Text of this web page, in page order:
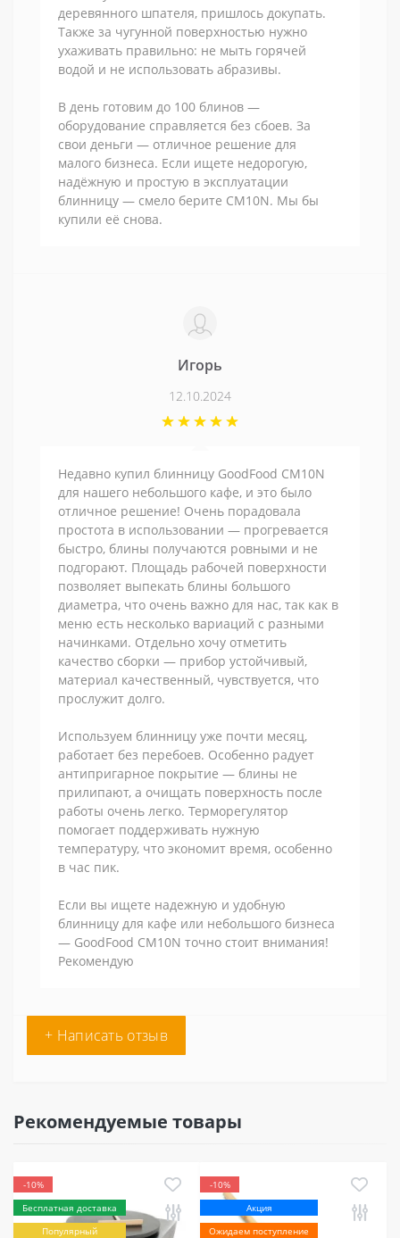
деревянного шпателя, пришлось докупать.
Также за чугунной поверхностью нужно
ухаживать правильно: не мыть горячей
водой и не использовать абразивы.
В день готовим до 100 блинов —
оборудование справляется без сбоев. За
свои деньги — отличное решение для
малого бизнеса. Если ищете недорогую,
надёжную и простую в эксплуатации
блинницу — смело берите CM10N. Мы бы
купили её снова.
Игорь
12.10.2024
Недавно купил блинницу GoodFood CM10N
для нашего небольшого кафе, и это было
отличное решение! Очень порадовала
простота в использовании — прогревается
быстро, блины получаются ровными и не
подгорают. Площадь рабочей поверхности
позволяет выпекать блины большого
диаметра, что очень важно для нас, так как в
меню есть несколько вариаций с разными
начинками. Отдельно хочу отметить
качество сборки — прибор устойчивый,
материал качественный, чувствуется, что
прослужит долго.
Используем блинницу уже почти месяц,
работает без перебоев. Особенно радует
антипригарное покрытие — блины не
прилипают, а очищать поверхность после
работы очень легко. Терморегулятор
помогает поддерживать нужную
температуру, что экономит время, особенно
в час пик.
Если вы ищете надежную и удобную
блинницу для кафе или небольшого бизнеса
— GoodFood CM10N точно стоит внимания!
Рекомендую
+ Написать отзыв
Рекомендуемые товары
-10%
Бесплатная доставка
Популярный
-10%
Акция
Ожидаем поступление